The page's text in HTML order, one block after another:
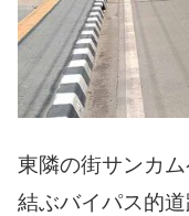
東隣の街サンカ
結ぶバイパス的道